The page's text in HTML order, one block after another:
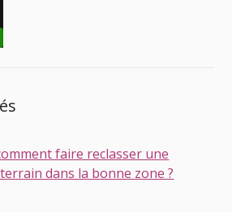
faire reclasser une
dans la bonne zone ?